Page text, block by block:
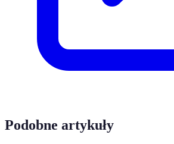
Podobne artykuły